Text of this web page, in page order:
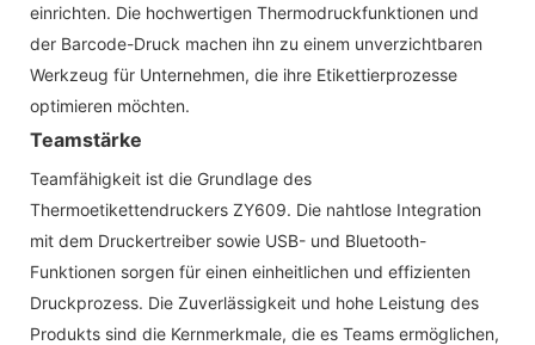
einrichten. Die hochwertigen Thermodruckfunktionen und
der Barcode-Druck machen ihn zu einem unverzichtbaren
Werkzeug für Unternehmen, die ihre Etikettierprozesse
optimieren möchten.
Teamstärke
Teamfähigkeit ist die Grundlage des
Thermoetikettendruckers ZY609. Die nahtlose Integration
mit dem Druckertreiber sowie USB- und Bluetooth-
Funktionen sorgen für einen einheitlichen und effizienten
Druckprozess. Die Zuverlässigkeit und hohe Leistung des
Produkts sind die Kernmerkmale, die es Teams ermöglichen,